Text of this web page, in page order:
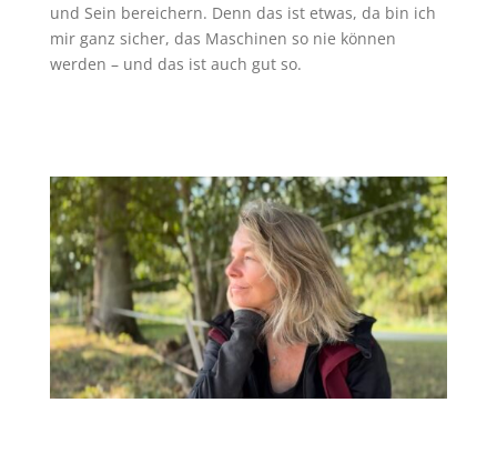
und Sein bereichern. Denn das ist etwas, da bin ich
mir ganz sicher, das Maschinen so nie können
werden – und das ist auch gut so.